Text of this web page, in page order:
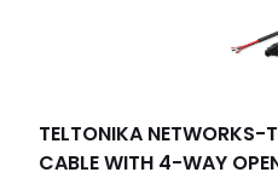
TELTONIKA NETWORKS-
CABLE WITH 4-WAY